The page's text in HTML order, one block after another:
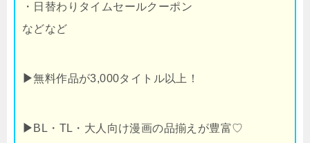
・日替わりタイムセールクーポン
などなど
▶無料作品が3,000タイトル以上！
▶ BL・TL・大人向け漫画の品揃えが豊富♡